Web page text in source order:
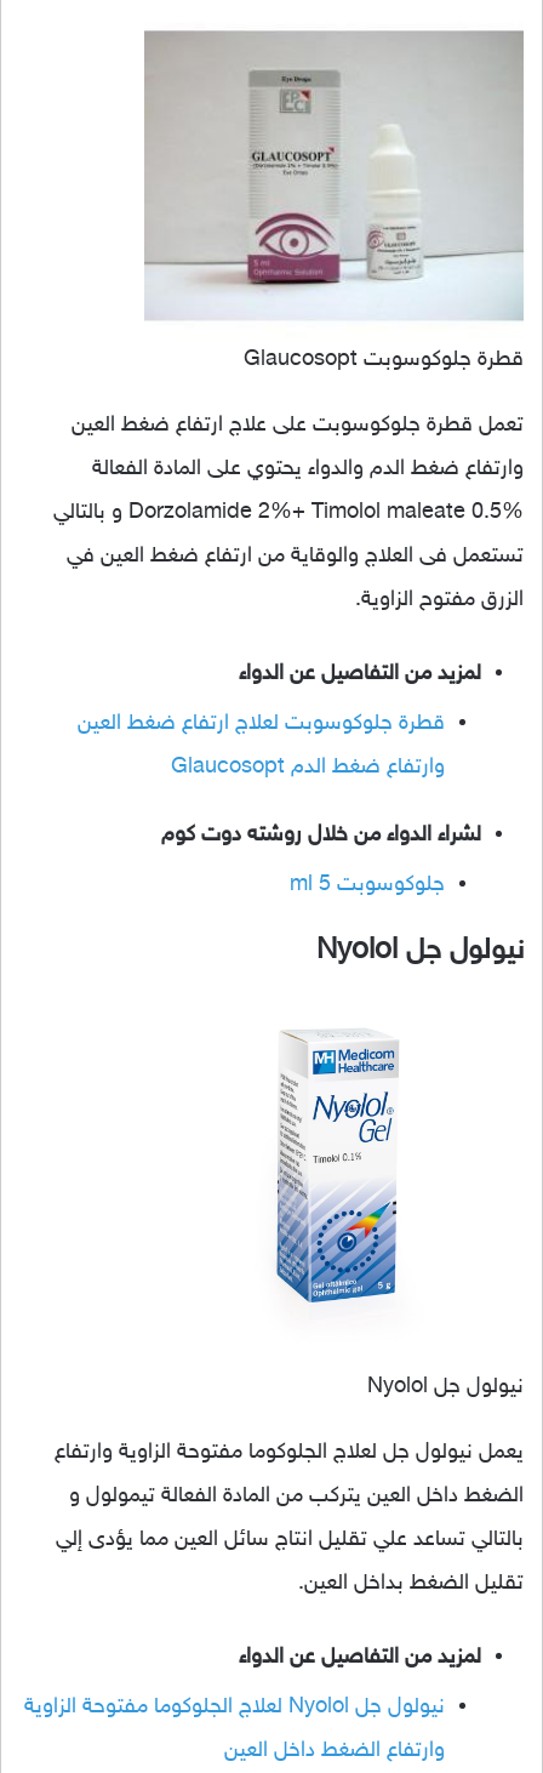
قطرة جلوكوسوبت Glaucosopt
تعمل قطرة جلوكوسوبت على علاج ارتفاع ضغط العين
وارتفاع ضغط الدم والدواء يحتوي على المادة الفعالة
Dorzolamide 2%+ Timolol maleate 0.5% و بالتالي
تستعمل فى العلاج والوقاية من ارتفاع ضغط العين في
الزرق مفتوح الزاوية.
لمزيد من التفاصيل عن الدواء
قطرة جلوكوسوبت لعلاج ارتفاع ضغط العين
وارتفاع ضغط الدم Glaucosopt
لشراء الدواء من خلال روشته دوت كوم
جلوكوسوبت 5 ml
نيولول جل Nyolol
نيولول جل Nyolol
يعمل نيولول جل لعلاج الجلوكوما مفتوحة الزاوية وارتفاع
الضغط داخل العين يتركب من المادة الفعالة تيمولول و
بالتالي تساعد علي تقليل انتاج سائل العين مما يؤدى إلي
تقليل الضغط بداخل العين.
لمزيد من التفاصيل عن الدواء
نيولول جل Nyolol لعلاج الجلوكوما مفتوحة الزاوية
وارتفاع الضغط داخل العين